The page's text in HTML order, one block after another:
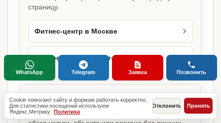
страницу.
Фитнес-центр в Москве
Фитнес-центр в Санкт-Петербурге
Базовые разделы по этому запросу
Родительские страницы дают более широкий
Cookie помогают сайту и формам работать корректно.
Для статистики посещений используем
Яндекс.Метрику. Политика
Отклонить Принять
WhatsApp Telegram Заявка Позвонить